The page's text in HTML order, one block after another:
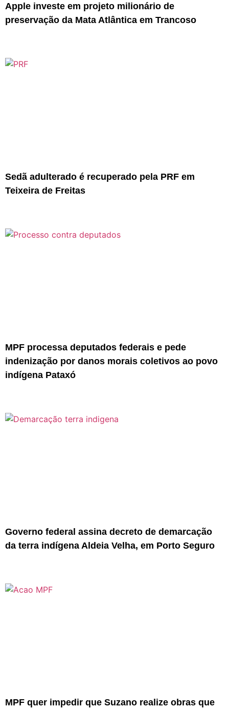
Apple investe em projeto milionário de
preservação da Mata Atlântica em Trancoso
Sedã adulterado é recuperado pela PRF em
Teixeira de Freitas
MPF processa deputados federais e pede
indenização por danos morais coletivos ao povo
indígena Pataxó
Governo federal assina decreto de demarcação
da terra indígena Aldeia Velha, em Porto Seguro
MPF quer impedir que Suzano realize obras que